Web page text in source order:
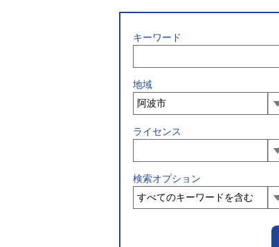
キーワード
地域
ライセンス
検索オプション